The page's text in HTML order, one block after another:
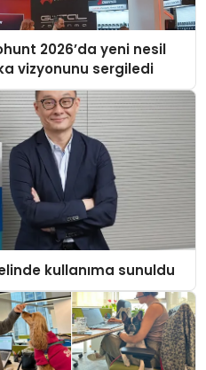
2026’da yeni nesil
vizyonunu sergiledi
kullanıma sunuldu